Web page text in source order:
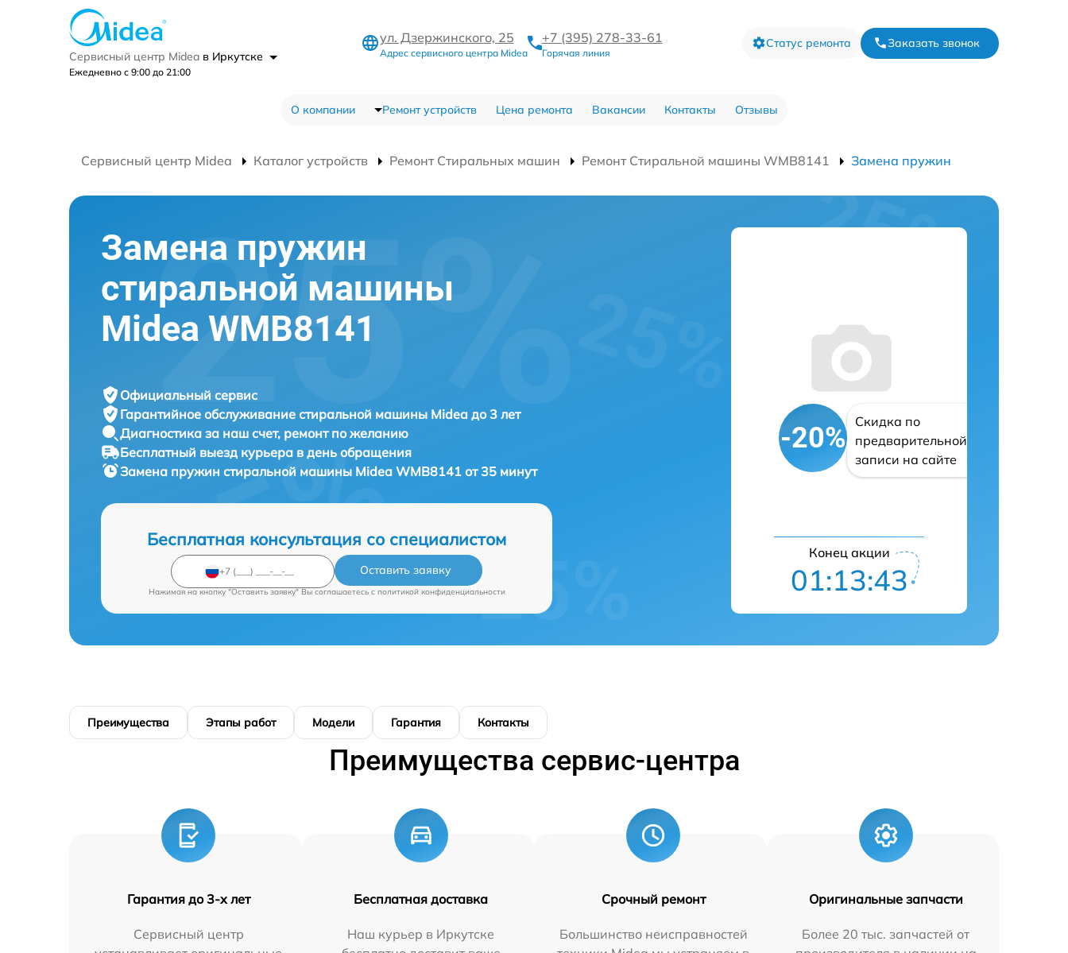
Сервисный центр Midea в Иркутске
Ежедневно с 9:00 до 21:00
ул. Дзержинского, 25
Адрес сервисного центра Midea
+7 (395) 278-33-61
Горячая линия
Статус ремонта Заказать звонок
О компании Ремонт устройств Цена ремонта Вакансии Контакты Отзывы
Сервисный центр Midea Каталог устройств Ремонт Стиральных машин Ремонт Стиральной машины WMB8141 Замена пружин
Замена пружин
стиральной машины
Midea WMB8141
Официальный сервис
Гарантийное обслуживание стиральной машины Midea до 3 лет
Диагностика за наш счет, ремонт по желанию
Бесплатный выезд курьера в день обращения
Замена пружин стиральной машины Midea WMB8141 от 35 минут
Бесплатная консультация со специалистом
Оставить заявку
Нажимая на кнопку "Оставить заявку" Вы соглашаетесь c политикой конфиденциальности
-20%
Скидка по
предварительной
записи на сайте
Конец акции
01:13:42
Преимущества Этапы работ Модели Гарантия Контакты
Преимущества сервис-центра
Гарантия до 3-х лет
Сервисный центр
Бесплатная доставка
Наш курьер в Иркутске
Срочный ремонт
Большинство неисправностей
Оригинальные запчасти
Более 20 тыс. запчастей от